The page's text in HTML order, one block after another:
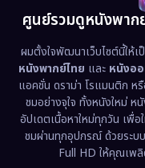
Disaster
Disney+
Documentary สา
Drama ดราม่า
Dystopian
ศูนย์รวมดูหนังพาก
ผมตั้งใจพัฒนาเว็บไซต์นี้ให้
หนังพากย์ไทย และ หนังอ
แอคชั่น ดราม่า โรแมนติก ห
ชมอย่างจุใจ ทั้งหนังใหม่
อัปเดตเนื้อหาใหม่ทุกวัน เพื่
ชมผ่านทุกอุปกรณ์ ด้วยระบ
Full HD ให้คุณเพ